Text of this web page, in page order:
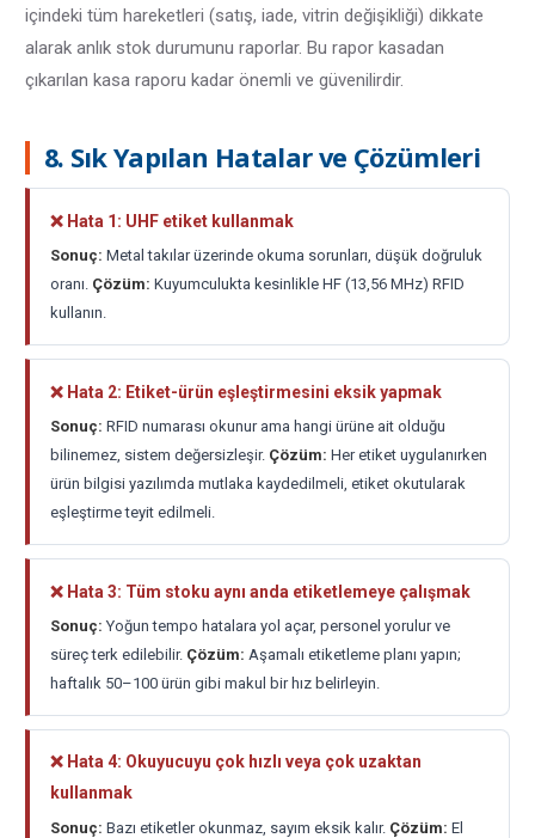
içindeki tüm hareketleri (satış, iade, vitrin değişikliği) dikkate
alarak anlık stok durumunu raporlar. Bu rapor kasadan
çıkarılan kasa raporu kadar önemli ve güvenilirdir.
8. Sık Yapılan Hatalar ve Çözümleri
❌ Hata 1: UHF etiket kullanmak
Sonuç: Metal takılar üzerinde okuma sorunları, düşük doğruluk
oranı. Çözüm: Kuyumculukta kesinlikle HF (13,56 MHz) RFID
kullanın.
❌ Hata 2: Etiket-ürün eşleştirmesini eksik yapmak
Sonuç: RFID numarası okunur ama hangi ürüne ait olduğu
bilinemez, sistem değersizleşir. Çözüm: Her etiket uygulanırken
ürün bilgisi yazılımda mutlaka kaydedilmeli, etiket okutularak
eşleştirme teyit edilmeli.
❌ Hata 3: Tüm stoku aynı anda etiketlemeye çalışmak
Sonuç: Yoğun tempo hatalara yol açar, personel yorulur ve
süreç terk edilebilir. Çözüm: Aşamalı etiketleme planı yapın;
haftalık 50–100 ürün gibi makul bir hız belirleyin.
❌ Hata 4: Okuyucuyu çok hızlı veya çok uzaktan
kullanmak
Sonuç: Bazı etiketler okunmaz, sayım eksik kalır. Çözüm: El